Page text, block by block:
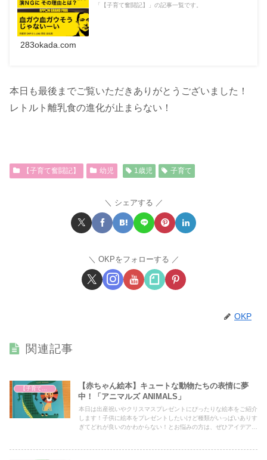
「【子育て奮闘記】」の記事一覧です。
283okada.com
本日も最後までご覧いただきありがとうございました！
レトルト離乳食の進化が止まらない！
【子育て奮闘記】 幼児 1歳児 子育て
シェアする
OKPをフォローする
OKP
関連記事
【子育て奮闘記】
【赤ちゃん絵本】キュートな動物たちの表情に夢
中！「アニマルズ ANIMALS」
本日は出産祝いやクリスマスプレゼントにぴったりな絵本をご紹介
します！子供に絵本をプレゼントしたいけど種類がいっぱいありす
ぎてどれが良いのかわからない！とお悩みの方は、ぜひアイデアの